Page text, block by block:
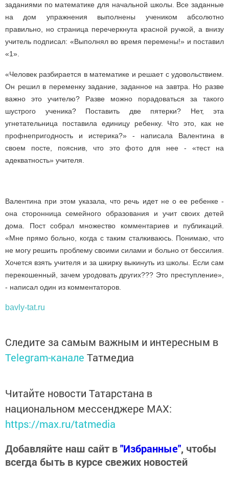
заданиями по математике для начальной школы. Все заданные
на дом упражнения выполнены учеником абсолютно
правильно, но страница перечеркнута красной ручкой, а внизу
учитель подписал: «Выполнял во время перемены!» и поставил
«1».
«Человек разбирается в математике и решает с удовольствием.
Он решил в переменку задание, заданное на завтра. Но разве
важно это учителю? Разве можно порадоваться за такого
шустрого ученика? Поставить две пятерки? Нет, эта
угнетательница поставила единицу ребенку. Что это, как не
профнепригодность и истерика?» - написала Валентина в
своем посте, пояснив, что это фото для нее - «тест на
адекватность» учителя.
Валентина при этом указала, что речь идет не о ее ребенке -
она сторонница семейного образования и учит своих детей
дома. Пост собрал множество комментариев и публикаций.
«Мне прямо больно, когда с таким сталкиваюсь. Понимаю, что
не могу решить проблему своими силами и больно от бессилия.
Хочется взять учителя и за шкирку выкинуть из школы. Если сам
перекошенный, зачем уродовать других??? Это преступление»,
- написал один из комментаторов.
bavly-tat.ru
Следите за самым важным и интересным в
Telegram-канале Татмедиа
Читайте новости Татарстана в
национальном мессенджере MАХ:
https://max.ru/tatmedia
Добавляйте наш сайт в"Избранные", чтобы
всегда быть в курсе свежих новостей